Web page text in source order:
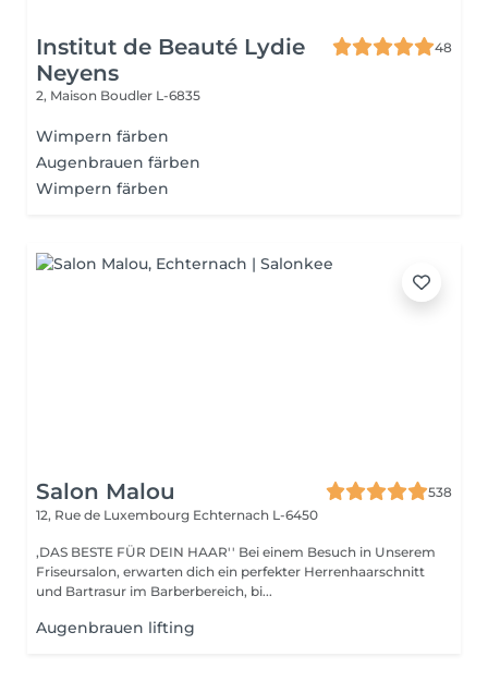
Institut de Beauté Lydie
Neyens
48
2, Maison Boudler L-6835
Wimpern färben
Augenbrauen färben
Wimpern färben
Salon Malou
538
12, Rue de Luxembourg Echternach L-6450
,DAS BESTE FÜR DEIN HAAR'' Bei einem Besuch in Unserem
Friseursalon, erwarten dich ein perfekter Herrenhaarschnitt
und Bartrasur im Barberbereich, bi...
Augenbrauen lifting